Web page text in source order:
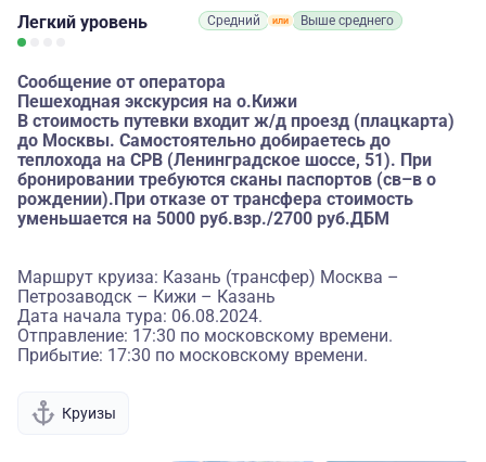
Легкий уровень Средний Выше среднего
Сообщение от оператора
Пешеходная экскурсия на о.Кижи
В стоимость путевки входит ж/д проезд (плацкарта)
до Москвы. Самостоятельно добираетесь до
теплохода на СРВ (Ленинградское шоссе, 51). При
бронировании требуются сканы паспортов (св–в о
рождении).При отказе от трансфера стоимость
уменьшается на 5000 руб.взр./2700 руб.ДБМ
Маршрут круиза: Казань (трансфер) Москва –
Петрозаводск – Кижи – Казань
Дата начала тура: 06.08.2024.
Отправление: 17:30 по московскому времени.
Прибытие: 17:30 по московскому времени.
Круизы